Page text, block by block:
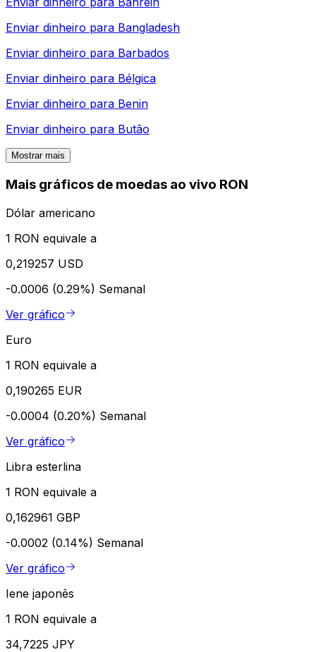
Enviar dinheiro para Bangladesh
Enviar dinheiro para Barbados
Enviar dinheiro para Bélgica
Enviar dinheiro para Benin
Enviar dinheiro para Butão
Mostrar mais
Mais gráficos de moedas ao vivo RON
Dólar americano
1 RON equivale a
0,219257 USD
-0.0006 (0.29%) Semanal
Ver gráfico
Euro
1 RON equivale a
0,190265 EUR
-0.0004 (0.20%) Semanal
Ver gráfico
Libra esterlina
1 RON equivale a
0,162961 GBP
-0.0002 (0.14%) Semanal
Ver gráfico
Iene japonês
1 RON equivale a
34,7225 JPY